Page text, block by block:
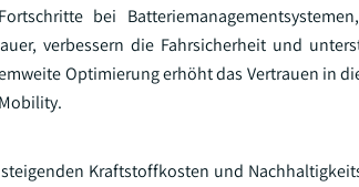
bei
verbessern die Fahrsicherheit und
Optimierung erhöht das Vertrauen in
Kraftstoffkosten und